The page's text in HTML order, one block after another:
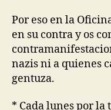
Por eso en la
en su contra y os
nazis ni a quienes
gentuza.
* Cada lunes por la